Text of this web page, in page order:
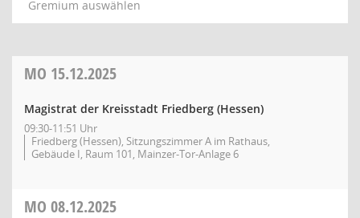
Gremium auswählen
MO 15.12.2025
Magistrat der Kreisstadt Friedberg (Hessen)
09:30-11:51 Uhr
Friedberg (Hessen), Sitzungszimmer A im Rathaus,
Gebäude I, Raum 101, Mainzer-Tor-Anlage 6
MO 08.12.2025